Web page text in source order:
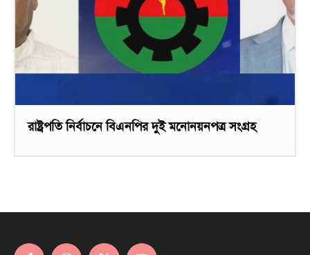
রাষ্ট্রপতি নির্বাচনে বিএনপির দুই মনোনয়নপত্র সংগ্রহ